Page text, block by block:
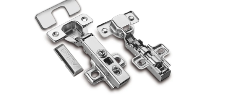
hviezdičiek.